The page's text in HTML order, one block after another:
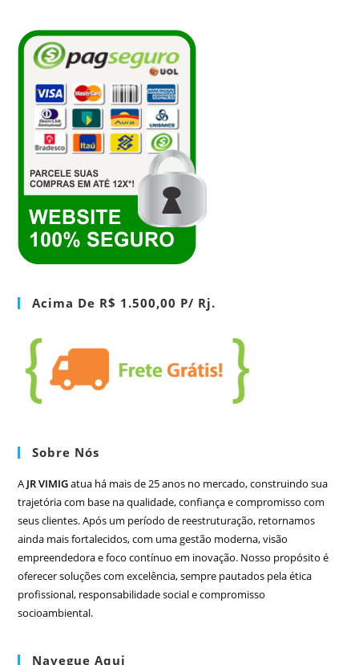
Acima De R$ 1.500,00 P/ Rj.
Sobre Nós
A JR VIMIGatua há mais de 25 anos no mercado, construindo sua
trajetória com base na qualidade, confiança e compromisso com
seus clientes. Após um período de reestruturação, retornamos
ainda mais fortalecidos, com uma gestão moderna, visão
empreendedora e foco contínuo em inovação. Nosso propósito é
oferecer soluções com excelência, sempre pautados pela ética
profissional, responsabilidade social e compromisso
socioambiental.
Navegue Aqui